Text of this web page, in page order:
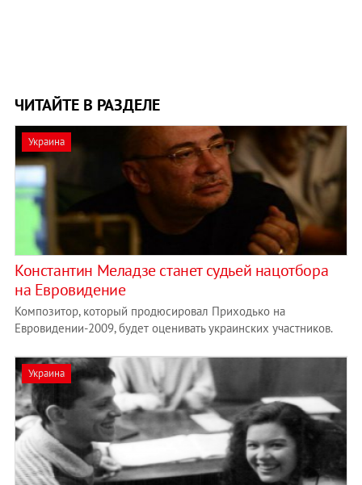
ЧИТАЙТЕ В РАЗДЕЛЕ
Украина
Константин Меладзе станет судьей нацотбора
на Евровидение
Композитор, который продюсировал Приходько на
Евровидении-2009, будет оценивать украинских участников.
Украина